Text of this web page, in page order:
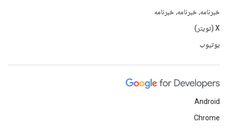
خبرنامه، خبرنامه، خبرنامه
X (تویتر)
یوتیوب
Android
Chrome